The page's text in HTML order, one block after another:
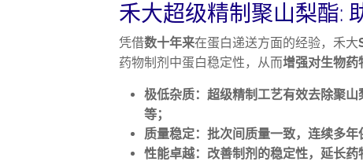
禾大超级精制聚山梨酯:
凭借数十年来在蛋白递送方面的经验，禾大
药物制剂中蛋白稳定性，从而增强对生物药
极低杂质：超级精制工艺有效去除聚
等；
质量稳定：批次间质量一致，连续多年
性能卓越：改善制剂的稳定性，延长药